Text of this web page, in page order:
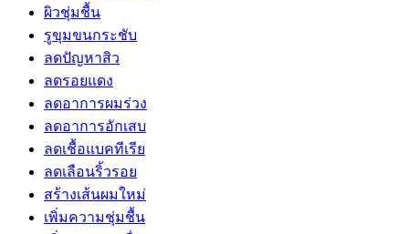
ผิวชุ่มชื้น
รูขุมขนกระชับ
ลดปัญหาสิว
ลดรอยแดง
ลดอาการผมร่วง
ลดอาการอักเสบ
ลดเชื้อแบคทีเรีย
ลดเลือนริ้วรอย
สร้างเส้นผมใหม่
เพิ่มความชุ่มชื้น